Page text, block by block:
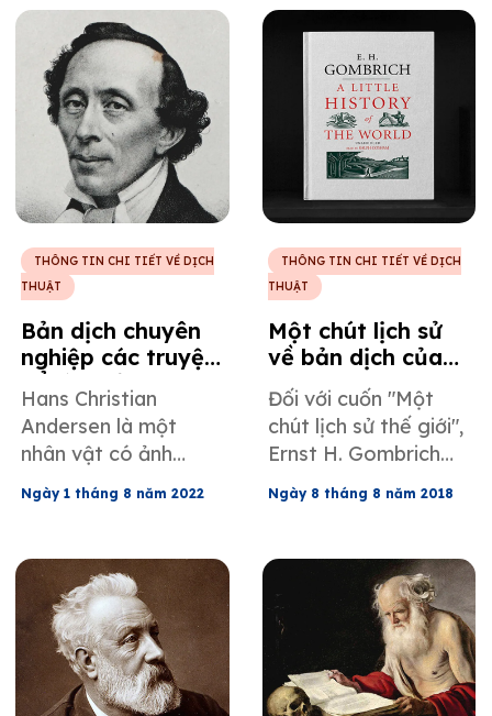
để tìm ra những từ
tương đương trong
quá trình dịch các
tác phẩm văn học
thiếu nhi.
các tác phẩm văn
học của William
Shakespeare cũng
không ngoại lệ do
việc sử dụng nhiều từ
ngữ độc đáo đã góp
phần định hình cấu
trúc của tiếng Anh
ngày nay.
THÔNG TIN CHI TIẾT VỀ DỊCH
THUẬT
Bản dịch chuyên
nghiệp các truyện
cổ tích của Hans
Christian
Andersen
Hans Christian
Andersen là một
nhân vật có ảnh
hưởng lớn trong văn
học thiếu nhi và việc
ông một cách
chuyên nghiệp chắc
chắn là một nhiệm vụ
đầy thách thức đối
với bất kỳ dịch giả
chuyên nghiệp nào.
Ngày 1 tháng 8 năm 2022
THÔNG TIN CHI TIẾT VỀ DỊCH
THUẬT
Một chút lịch sử
về bản dịch của
Ernst H. Gombrich
Đối với cuốn "Một
chút lịch sử thế giới",
Ernst H. Gombrich
không tin tưởng bất
kỳ ai có thể dịch tác
của mình sang tiếng
Ngày 8 tháng 8 năm 2018